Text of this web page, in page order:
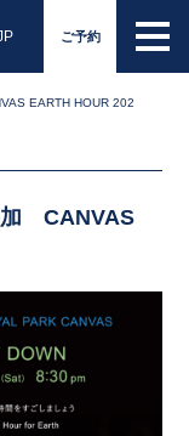
ご予約
EARTH HOUR 202
加 CANVAS